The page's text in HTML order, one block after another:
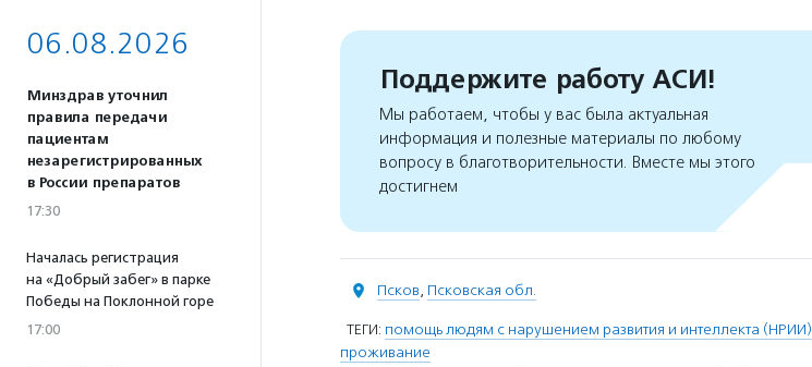
06.08.2026
Минздрав уточнил
правила передачи
пациентам
незарегистрированных
в России препаратов
17:30
Началась регистрация
на «Добрый забег» в парке
Победы на Поклонной горе
17:00
Поддержите работу АСИ!
Мы работаем, чтобы у вас была актуальная
информация и полезные материалы по любому
вопросу в благотворительности. Вместе мы этого
достигнем
Псков, Псковская обл.
ТЕГИ: помощь людям с нарушением развития и интеллекта (НРИИ)
проживание